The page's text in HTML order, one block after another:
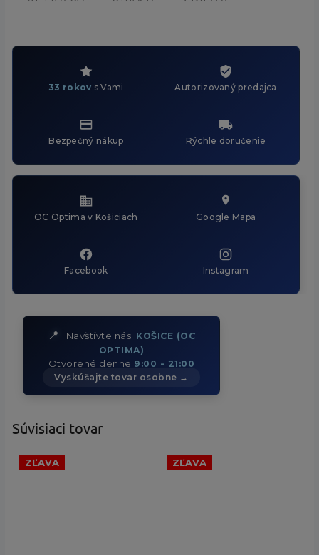
33 rokov s Vami Autorizovaný predajca
Bezpečný nákup Rýchle doručenie
OC Optima v Košiciach Google Mapa
Facebook Instagram
📍 Navštívte nás: KOŠICE (OC
OPTIMA)
Otvorené denne 9:00 - 21:00
Vyskúšajte tovar osobne →
Súvisiaci tovar
ZĽAVA ZĽAVA